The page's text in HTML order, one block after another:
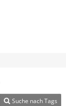
Suche nach Tags